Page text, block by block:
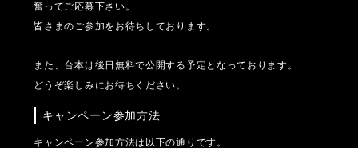
奮ってご応募下さい。
皆さまのご参加をお待ちしております。
また、台本は後日無料で公開する予定となっております。
どうぞ楽しみにお待ちください。
キャンペーン参加方法
キャンペーン参加方法は以下の通りです。